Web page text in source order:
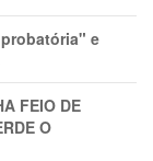
e
FEIO DE
O